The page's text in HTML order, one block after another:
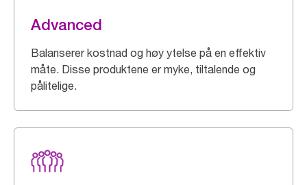
Advanced
Balanserer kostnad og høy ytelse på en effektiv
måte. Disse produktene er myke, tiltalende og
pålitelige.